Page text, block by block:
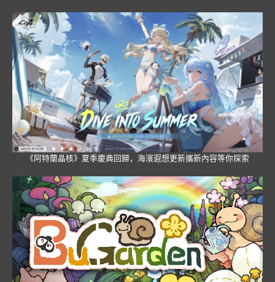
《阿特蘭晶核》夏季慶典回歸，海濱遐想更新攜新內容等你探索